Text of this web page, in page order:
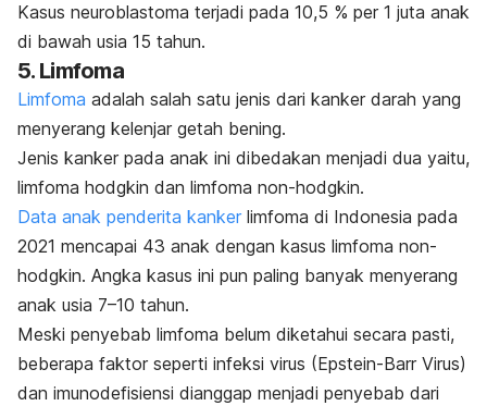
Kasus neuroblastoma terjadi pada 10,5 % per 1 juta anak
di bawah usia 15 tahun.
5. Limfoma
Limfoma adalah salah satu jenis dari kanker darah yang
menyerang kelenjar getah bening.
Jenis kanker pada anak ini dibedakan menjadi dua yaitu,
limfoma hodgkin dan limfoma non-hodgkin.
Data anak penderita kanker limfoma di Indonesia pada
2021 mencapai 43 anak dengan kasus limfoma non-
hodgkin. Angka kasus ini pun paling banyak menyerang
anak usia 7–10 tahun.
Meski penyebab limfoma belum diketahui secara pasti,
beberapa faktor seperti infeksi virus (Epstein-Barr Virus)
dan imunodefisiensi dianggap menjadi penyebab dari